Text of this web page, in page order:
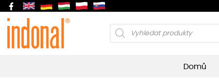
Products
Domů